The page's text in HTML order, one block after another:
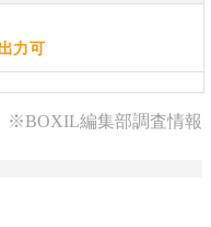
力可
※BOXIL編集部調査情報